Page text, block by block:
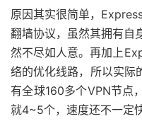
原因其实很简单，
翻墙协议，虽然其拥有自
然不尽如人意。再加上
络的优化线路，所以实际
有全球160多个VPN节点
就4~5个，速度还不一定快